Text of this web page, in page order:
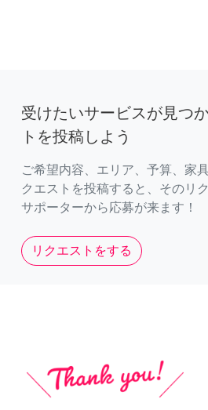
受けたいサービスが見つ
トを投稿しよう
ご希望内容、エリア、予算、家
クエストを投稿すると、そのリ
サポーターから応募が来ます！
リクエストをする